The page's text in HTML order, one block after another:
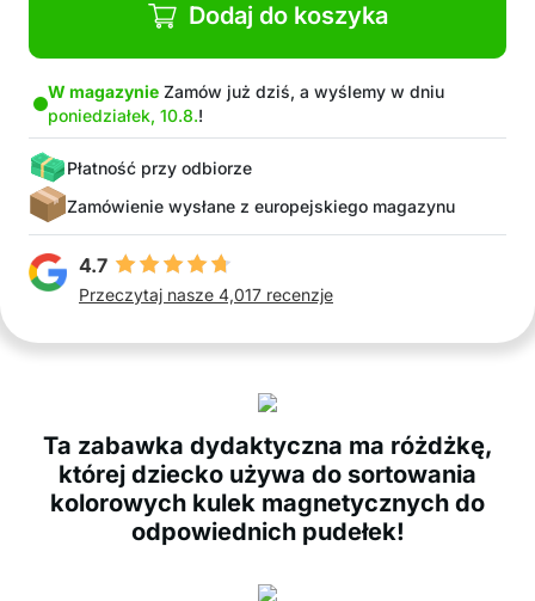
Dodaj do koszyka
W magazynie Zamów już dziś, a wyślemy w dniu
poniedziałek, 10.8.!
Płatność przy odbiorze
Zamówienie wysłane z europejskiego magazynu
4.7
Przeczytaj nasze 4,017 recenzje
Ta zabawka dydaktyczna ma różdżkę,
której dziecko używa do sortowania
kolorowych kulek magnetycznych do
odpowiednich pudełek!